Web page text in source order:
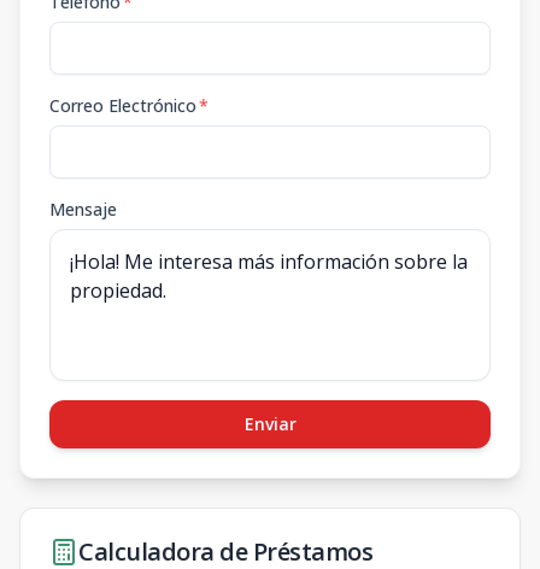
Correo Electrónico*
Mensaje
Enviar
Calculadora de Préstamos